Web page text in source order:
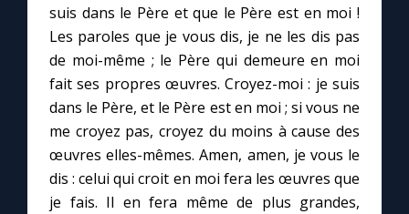
Me consacrer à Jésus par Marie
Mes intentions de prière
Une Minute avec Marie
Une neuvaine
suis dans le Père et que le Père est en moi !
Les paroles que je vous dis, je ne les dis pas
de moi-même ; le Père qui demeure en moi
fait ses propres œuvres. Croyez-moi : je suis
dans le Père, et le Père est en moi ; si vous ne
me croyez pas, croyez du moins à cause des
œuvres elles-mêmes. Amen, amen, je vous le
dis : celui qui croit en moi fera les œuvres que
je fais. Il en fera même de plus grandes,